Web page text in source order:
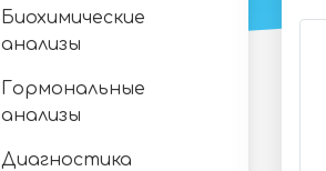
Биохимические
анализы
Гормональные
анализы
Диагностика